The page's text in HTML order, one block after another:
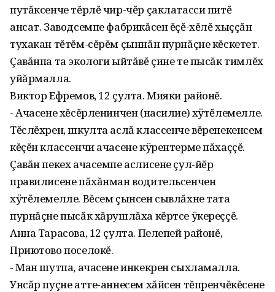
путăксенче тĕрлĕ чир-чĕр çаклатасси питĕ
ансат. Заводсемпе фабрикăсен ĕçĕ-хĕлĕ хыççăн
тухакан тĕтĕм-сĕрĕм çыннăн пурнăçне кĕскетет.
Çавăнпа та экологи ыйтăвĕ çине те пысăк тимлĕх
уйăрмалла.
Виктор Ефремов, 12 çулта. Мияки районĕ.
- Ачасене хĕсĕрленинчен (насилие) хÿтĕлемелле.
Тĕслĕхрен, шкулта аслă классенче вĕренекенсем
кĕçĕн классенчи ачасене кÿрентерме пăхаççĕ.
Çавăн пекех ачасемпе аслисене çул-йĕр
правилисене пăхăнман водительсенчен
хÿтĕлемелле. Вĕсем çынсен сывлăхне тата
пурнăçне пысăк хăрушлăха кĕртсе ÿкереççĕ.
Анна Тарасова‚ 12 çулта. Пелепей районĕ‚
Приютово поселокĕ.
- Ман шутпа, ачасене инкекрен сыхламалла.
Унсăр пуçне атте-аннесем хăйсен тĕпренчĕкĕсене